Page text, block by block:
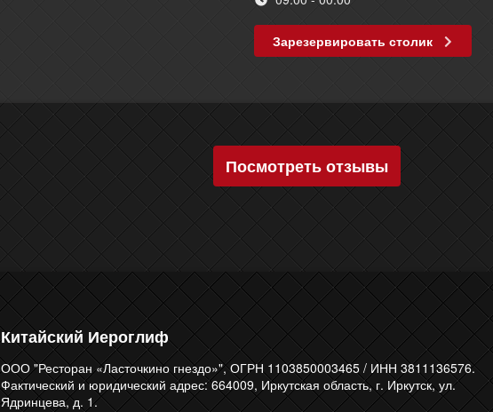
Зарезервировать столик
Посмотреть отзывы
Китайский Иероглиф
ООО "Ресторан «Ласточкино гнездо»", ОГРН 1103850003465 / ИНН 3811136576.
Фактический и юридический адрес: 664009, Иркутская область, г. Иркутск, ул.
Ядринцева, д. 1.